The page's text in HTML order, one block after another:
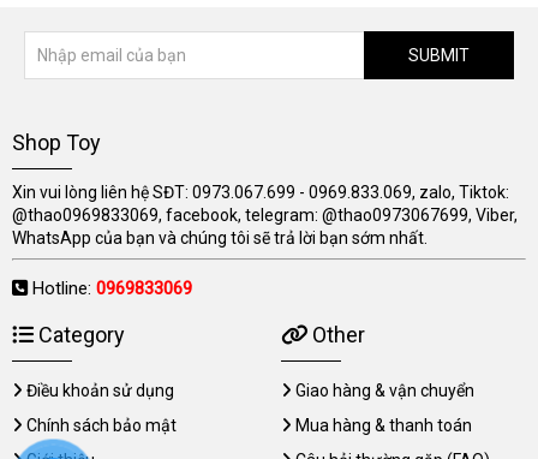
SUBMIT
Shop Toy
Xin vui lòng liên hệ SĐT: 0973.067.699 - 0969.833.069, zalo, Tiktok:
@thao0969833069, facebook, telegram: @thao0973067699, Viber,
WhatsApp của bạn và chúng tôi sẽ trả lời bạn sớm nhất.
Hotline: 0969833069
Category
Điều khoản sử dụng
Chính sách bảo mật
Other
Giao hàng & vận chuyển
Mua hàng & thanh toán